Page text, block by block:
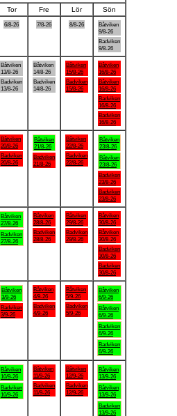
Tor Fre Lör
Sön
6/8-26 7/8-26 8/8-26
Båtviken
9/8-26
Badviken
9/8-26
Båtviken
13/8-26
Badviken
13/8-26
Båtviken
14/8-26
Badviken
14/8-26
Båtviken
15/8-26
Badviken
15/8-26
Båtviken
16/8-26
Båtviken
16/8-26
Badviken
16/8-26
Badviken
16/8-26
Båtviken
20/8-26
Badviken
20/8-26
Båtviken
21/8-26
Badviken
21/8-26
Båtviken
22/8-26
Badviken
22/8-26
Båtviken
23/8-26
Båtviken
23/8-26
Badviken
23/8-26
Badviken
23/8-26
Båtviken
27/8-26
Badviken
27/8-26
Båtviken
28/8-26
Badviken
28/8-26
Båtviken
29/8-26
Badviken
29/8-26
Båtviken
30/8-26
Båtviken
30/8-26
Badviken
30/8-26
Badviken
30/8-26
Båtviken
3/9-26
Badviken
3/9-26
Båtviken
4/9-26
Badviken
4/9-26
Båtviken
5/9-26
Badviken
5/9-26
Båtviken
6/9-26
Båtviken
6/9-26
Badviken
6/9-26
Badviken
6/9-26
Båtviken
10/9-26
Badviken
10/9-26
Båtviken
11/9-26
Badviken
11/9-26
Båtviken
12/9-26
Badviken
12/9-26
Båtviken
13/9-26
Båtviken
13/9-26
Badviken
13/9-26